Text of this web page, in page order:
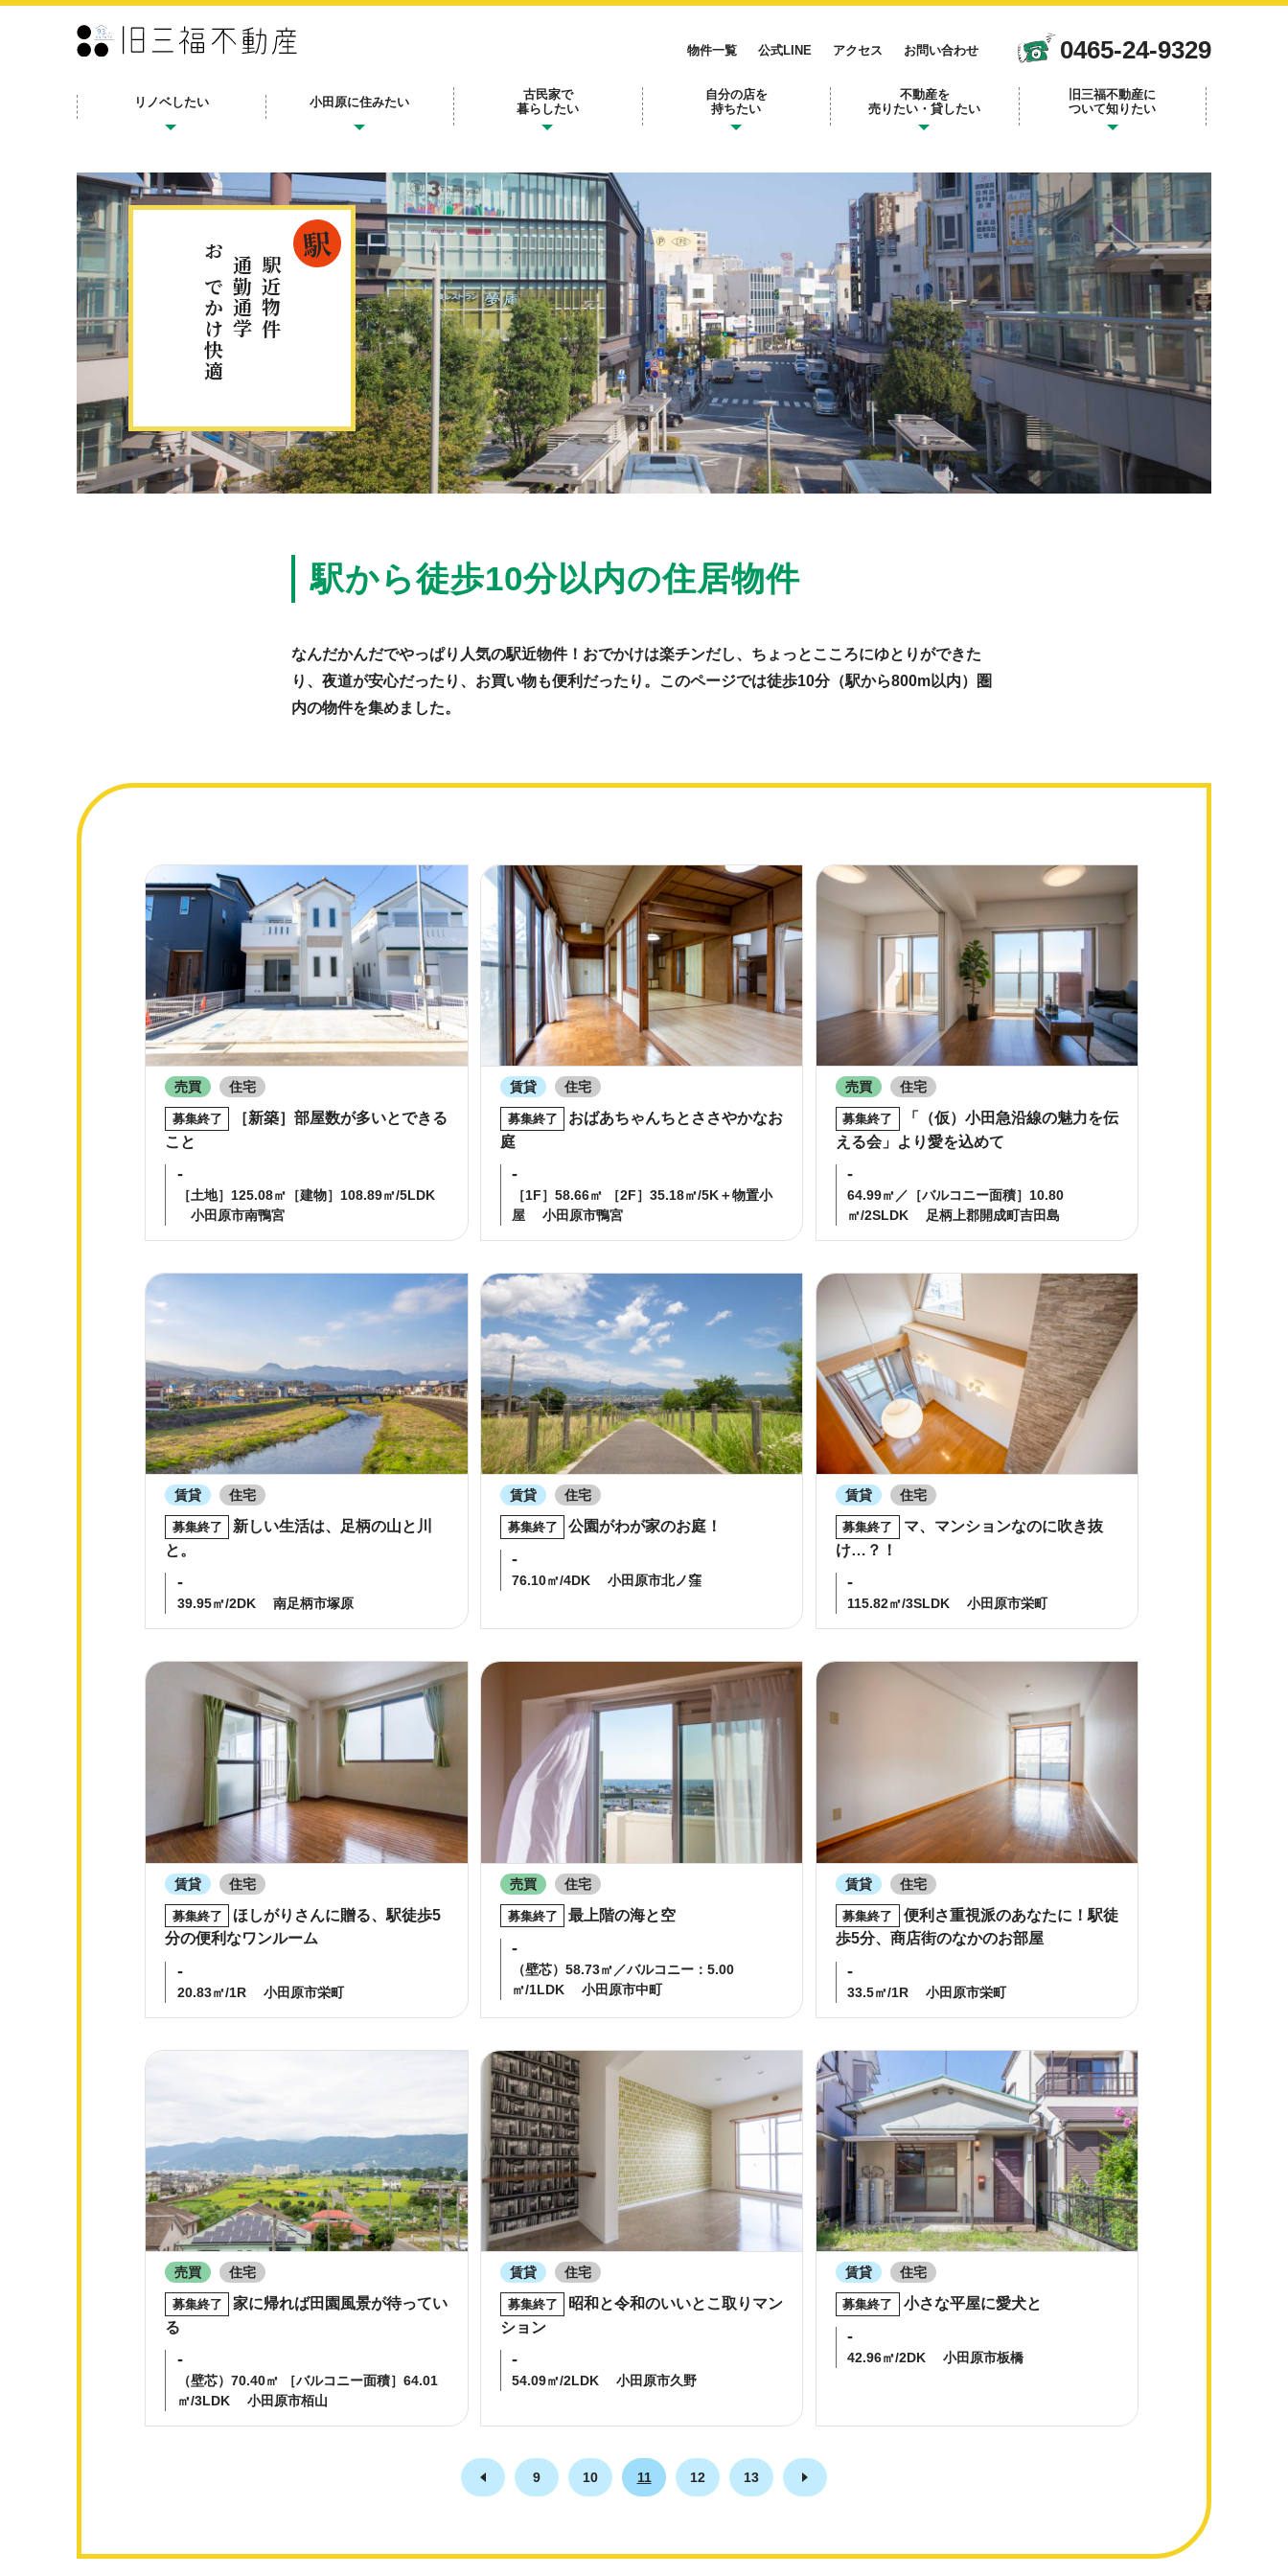
物件一覧 公式LINE アクセス お問い合わせ 0465-24-9329
リノベしたい 小田原に住みたい
古民家で
暮らしたい
自分の店を
持ちたい
不動産を
売りたい・貸したい
旧三福不動産に
ついて知りたい
駅
駅近物件
通勤通学
おでかけ快適
駅から徒歩10分以内の住居物件
なんだかんだでやっぱり人気の駅近物件！おでかけは楽チンだし、ちょっとこころにゆとりができた
り、夜道が安心だったり、お買い物も便利だったり。このページでは徒歩10分（駅から800m以内）圏
内の物件を集めました。
売買 住宅
募集終了
［新築］部屋数が多いとできる
こと
-
［土地］125.08㎡［建物］108.89㎡/5LDK
小田原市南鴨宮
賃貸 住宅
募集終了
おばあちゃんちとささやかなお
庭
-
［1F］58.66㎡ ［2F］35.18㎡/5K＋物置小
屋
小田原市鴨宮
売買 住宅
募集終了
「（仮）小田急沿線の魅力を伝
える会」より愛を込めて
-
64.99㎡／［バルコニー面積］10.80
㎡/2SLDK
足柄上郡開成町吉田島
賃貸 住宅
募集終了
新しい生活は、足柄の山と川
と。
-
39.95㎡/2DK 南足柄市塚原
賃貸 住宅
募集終了 公園がわが家のお庭！
-
76.10㎡/4DK 小田原市北ノ窪
賃貸 住宅
募集終了
マ、マンションなのに吹き抜
け…？！
-
115.82㎡/3SLDK 小田原市栄町
賃貸 住宅
募集終了
ほしがりさんに贈る、駅徒歩5
分の便利なワンルーム
-
20.83㎡/1R 小田原市栄町
売買 住宅
募集終了 最上階の海と空
-
（壁芯）58.73㎡／バルコニー：5.00
㎡/1LDK
小田原市中町
賃貸 住宅
募集終了
便利さ重視派のあなたに！駅徒
歩5分、商店街のなかのお部屋
-
33.5㎡/1R 小田原市栄町
売買 住宅
募集終了
家に帰れば田園風景が待ってい
る
-
（壁芯）70.40㎡ ［バルコニー面積］64.01
㎡/3LDK
小田原市栢山
賃貸 住宅
募集終了
昭和と令和のいいとこ取りマン
ション
-
54.09㎡/2LDK 小田原市久野
賃貸 住宅
募集終了 小さな平屋に愛犬と
-
42.96㎡/2DK 小田原市板橋
9 10 11 12 13